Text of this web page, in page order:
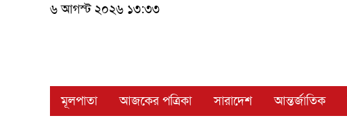
৬ আগস্ট ২০২৬ ১৩:৩৩
মূলপাতা আজকের পত্রিকা সারাদেশ আন্তর্জাতিক